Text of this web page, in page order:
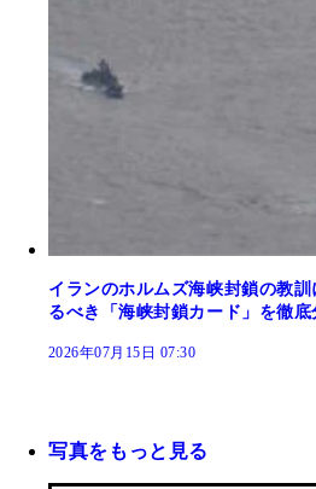
イランのホルムズ海峡封鎖の教
るべき「海峡封鎖カード」を徹
2026年07月15日 07:30
写真をもっと見る